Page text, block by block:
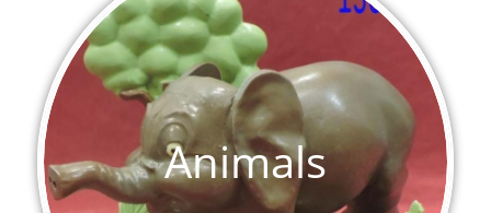
Animals